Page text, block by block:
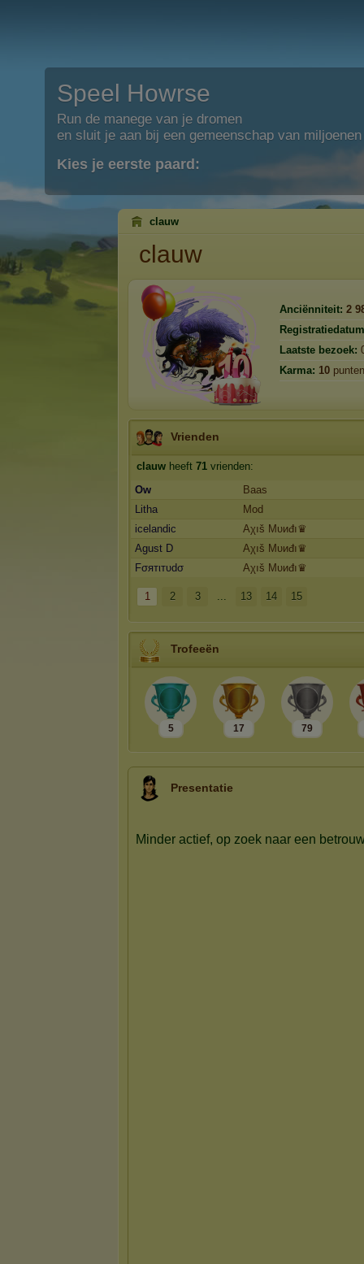
Speel Howrse
Run de manege van je dromen
en sluit je aan bij een gemeenschap van
Kies je eerste paard:
clauw
clauw
Anciënniteit: 2
Laatste bezoek:
Karma: 10 punten
Vrienden
clauw heeft 71 vrienden:
Ow
Baas
Litha
Mod
icelandic
Aχıš Mυиđı♛
Agust D
Aχıš Mυиđı♛
Fσятιтυdσ
Aχıš Mυиđı♛
1 2 3 ... 13 14 15
Trofeeën
5 17 79
Presentatie